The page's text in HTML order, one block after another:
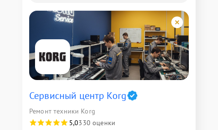
Сервисный центр Korg
Ремонт техники Korg
5,0330 оценки